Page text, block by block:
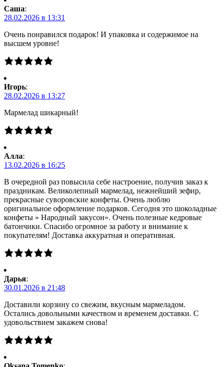
Саша:
28.02.2026 в 13:31
Очень понравился подарок! И упаковка и содержимое на
высшем уровне!
Игорь:
28.02.2026 в 13:27
Мармелад шикарный!
Алла:
13.02.2026 в 16:25
В очередной раз повысила себе настроение, получив заказ к
праздникам. Великолепный мармелад, нежнейший зефир,
прекрасные суворовские конфеты. Очень люблю
оригинальное оформление подарков. Сегодня это шоколадные
конфеты » Народный закусон». Очень полезные кедровые
батончики. Спасибо огромное за работу и внимание к
покупателям! Доставка аккуратная и оперативная.
Дарья:
30.01.2026 в 21:48
Доставили корзину со свежим, вкусным мармеладом.
Остались довольными качеством и временем доставки. С
удовольствием закажем снова!